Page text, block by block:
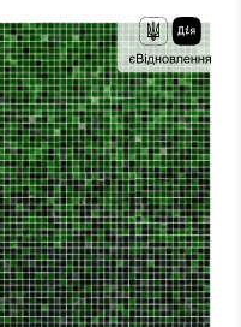
(особливості):
Градієнт, Мікс, Однобарвна
(брутто): 4.35 кг
: Папір, Сітка
:
В інтер'єрі, Для лазні, Для басейну, Для ванної кімнати та туалету, Для вітальні, Для душової, Для кухні, Для спальні, Для фартуха, Для фасаду, Для хамама
модулів у упаковці:
3,333 шт.
модуля: 4,35
чіпа: 24x24 мм
чіпа: 4 мм
модуля: 0,6 м²
виробника: Україна
: AquaMo
поверхні:
Рельєфна, Глянцева, Гладка